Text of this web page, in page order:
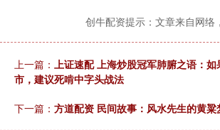
创牛配资提示：文章来自网络
上一篇： 上证速配 上海炒股冠军肺腑之语：
市，建议死啃中字头战法
下一篇： 方道配资 民间故事：风水先生的黄粱